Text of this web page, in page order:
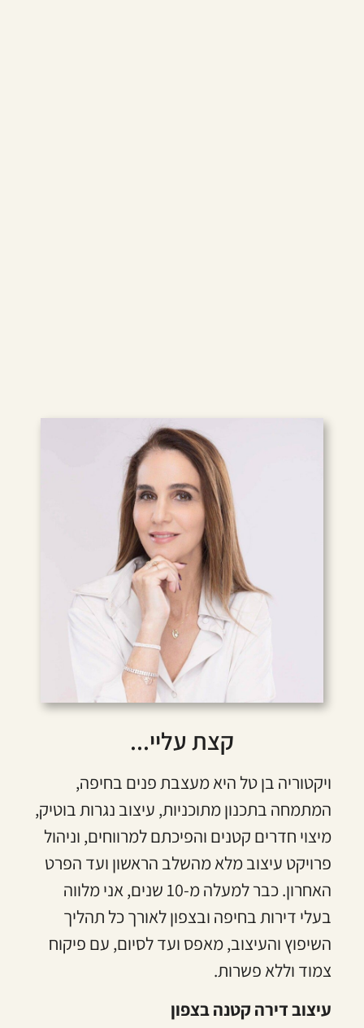
קצת עליי...
ויקטוריה בן טל היא מעצבת פנים בחיפה,
המתמחה בתכנון מתוכניות, עיצוב נגרות בוטיק,
מיצוי חדרים קטנים והפיכתם למרווחים, וניהול
פרויקט עיצוב מלא מהשלב הראשון ועד הפרט
האחרון. כבר למעלה מ-10 שנים, אני מלווה
בעלי דירות בחיפה ובצפון לאורך כל תהליך
השיפוץ והעיצוב, מאפס ועד לסיום, עם פיקוח
צמוד וללא פשרות.
עיצוב דירה קטנה בצפון